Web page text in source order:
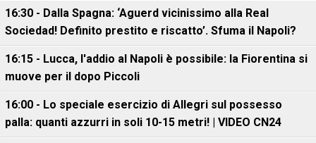
16:30 - Dalla Spagna: ‘Aguerd vicinissimo alla Real
Sociedad! Definito prestito e riscatto’. Sfuma il Napoli?
16:15 - Lucca, l'addio al Napoli è possibile: la Fiorentina si
muove per il dopo Piccoli
16:00 - Lo speciale esercizio di Allegri sul possesso
palla: quanti azzurri in soli 10-15 metri! | VIDEO CN24